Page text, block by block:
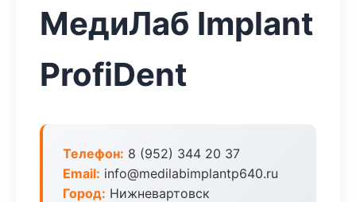
МедиЛаб Implant
ProfiDent
Телефон: 8 (952) 344 20 37
Email: info@medilabimplantp640.ru
Город: Нижневартовск